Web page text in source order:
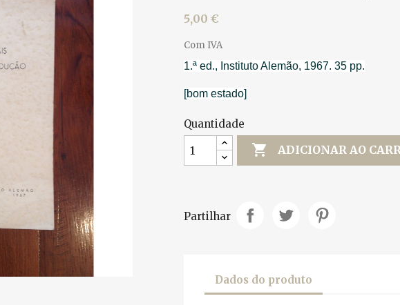
5,00 €
Com IVA
1.ª ed., Instituto Alemão, 1967. 35 pp.
[bom estado]
Quantidade
 ADICIONAR AO
Partilhar
Dados do produto